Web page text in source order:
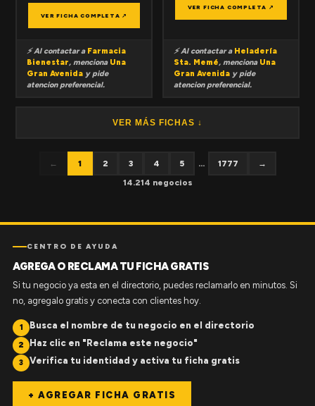
VER FICHA COMPLETA ↗
⚡ Al contactar a Farmacia
Bienestar, menciona Una
Gran Avenida y pide
atencion preferencial.
VER FICHA COMPLETA ↗
⚡ Al contactar a Heladería
Sta. Memé, menciona Una
Gran Avenida y pide
atencion preferencial.
VER MÁS FICHAS ↓
← 1 2 3 4 5 ... 1777
→
14.214 negocios
CENTRO DE AYUDA
AGREGA O RECLAMA TU FICHA GRATIS
Si tu negocio ya esta en el directorio, puedes reclamarlo en minutos. Si
no, agregalo gratis y conecta con clientes hoy.
1 Busca el nombre de tu negocio en el directorio
2 Haz clic en "Reclama este negocio"
3 Verifica tu identidad y activa tu ficha gratis
+ AGREGAR FICHA GRATIS